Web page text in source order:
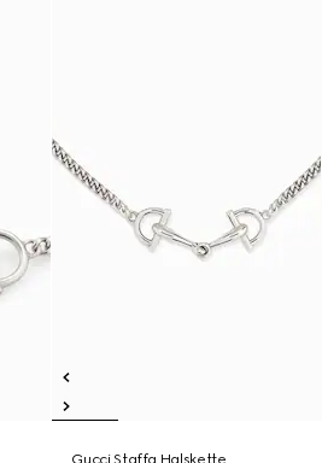
Gucci Staffa Halskette